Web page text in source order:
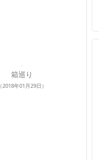
箱巡り
（2018年01月29日）